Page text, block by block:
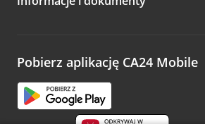
Zachęcamy do podzielenia się z nami
opinie.
Pobierz aplikację CA24 Mobile